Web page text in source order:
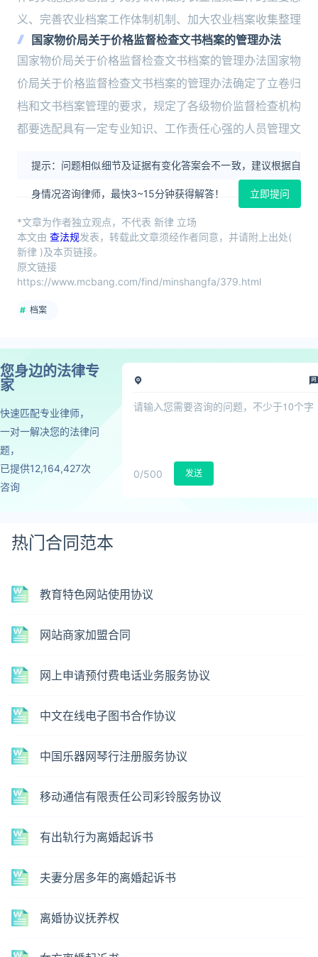
义、完善农业档案工作体制机制、加大农业档案收集整理
国家物价局关于价格监督检查文书档案的管理办法
国家物价局关于价格监督检查文书档案的管理办法国家物
价局关于价格监督检查文书档案的管理办法确定了立卷归
档和文书档案管理的要求，规定了各级物价监督检查机构
都要选配具有一定专业知识、工作责任心强的人员管理文
提示：问题相似细节及证据有变化答案会不一致，建议根据自
身情况咨询律师，最快3~15分钟获得解答！ 立即提问
*文章为作者独立观点，不代表 新律 立场
本文由 查法规发表，转载此文章须经作者同意，并请附上出处(
新律 )及本页链接。
原文链接
https://www.mcbang.com/find/minshangfa/379.html
档案
您身边的法律专
家
快速匹配专业律师，
一对一解决您的法律问
题，
已提供12,164,427次
咨询
0/500 发送
热门合同范本
教育特色网站使用协议
网站商家加盟合同
网上申请预付费电话业务服务协议
中文在线电子图书合作协议
中国乐器网琴行注册服务协议
移动通信有限责任公司彩铃服务协议
有出轨行为离婚起诉书
夫妻分居多年的离婚起诉书
离婚协议抚养权